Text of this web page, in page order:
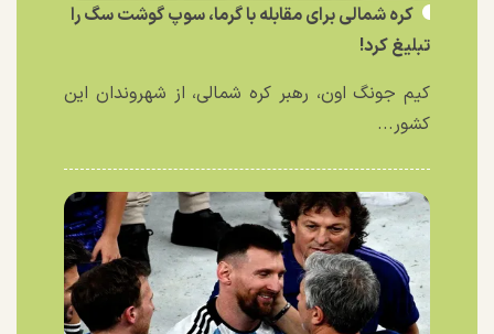
کره شمالی برای مقابله با گرما، سوپ گوشت سگ را
تبلیغ کرد!
کیم جونگ اون، رهبر کره شمالی، از شهروندان این
کشور...